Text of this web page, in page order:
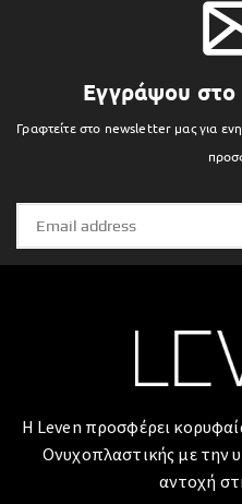
Εγγράψου
Γραφτείτε στο newsletter μας για
Η Leven προσφέρει
Ονυχοπλαστικής με την
αντοχή